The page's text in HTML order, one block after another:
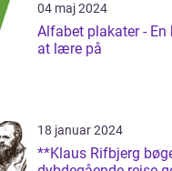
04 maj 2024
Alfabet plakater - En
at lære på
18 januar 2024
**Klaus Rifbjerg